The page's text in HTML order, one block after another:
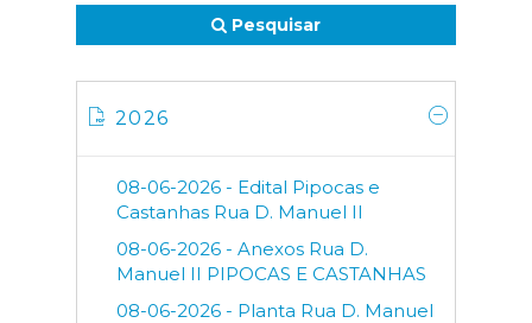
Pesquisar
2026
08-06-2026 - Edital Pipocas e
Castanhas Rua D. Manuel II
08-06-2026 - Anexos Rua D.
Manuel II PIPOCAS E CASTANHAS
08-06-2026 - Planta Rua D. Manuel